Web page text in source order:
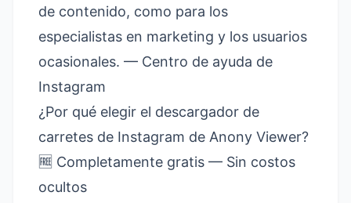
de contenido, como para los
especialistas en marketing y los usuarios
ocasionales. — Centro de ayuda de
Instagram
¿Por qué elegir el descargador de
carretes de Instagram de Anony Viewer?
🆓 Completamente gratis — Sin costos
ocultos